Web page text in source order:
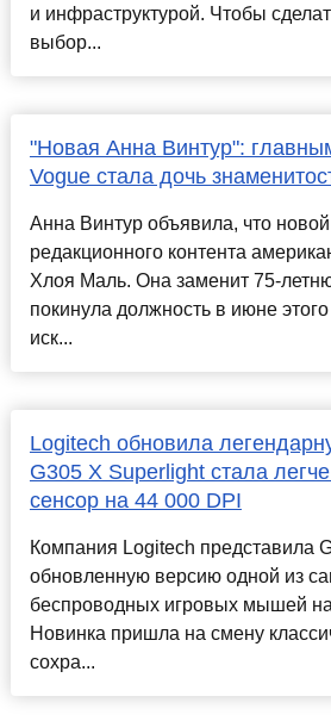
и инфраструктурой. Чтобы
выбор...
"Новая Анна Винтур":
Vogue стала дочь
Анна Винтур объявила, что новой
редакционного контента
Хлоя Маль. Она заменит 75-
покинула должность в июне
иск...
Logitech обновила
G305 X Superlight стала
сенсор на 44 000 DPI
Компания Logitech представила
обновленную версию одной из
беспроводных игровых мышей
Новинка пришла на смену
сохра...